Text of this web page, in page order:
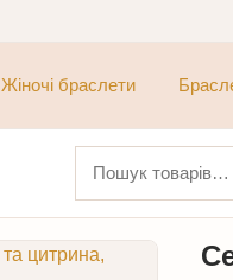
Жіночі браслети